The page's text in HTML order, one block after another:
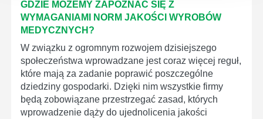
GDZIE MOŻEMY ZAPOZNAĆ SIĘ Z
WYMAGANIAMI NORM JAKOŚCI WYROBÓW
MEDYCZNYCH?
W związku z ogromnym rozwojem dzisiejszego
społeczeństwa wprowadzane jest coraz więcej reguł,
które mają za zadanie poprawić poszczególne
dziedziny gospodarki. Dzięki nim wszystkie firmy
będą zobowiązane przestrzegać zasad, których
wprowadzenie dąży do ujednolicenia jakości